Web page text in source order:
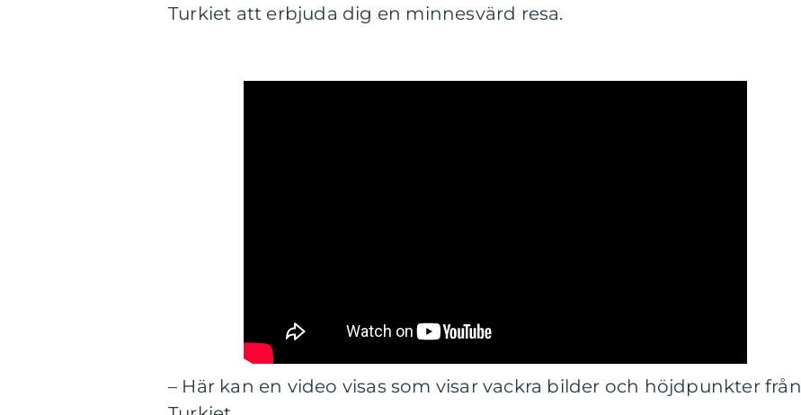
Turkiet att erbjuda dig en minnesvärd resa.
– Här kan en video visas som visar vackra bilder och höjdpunkter från